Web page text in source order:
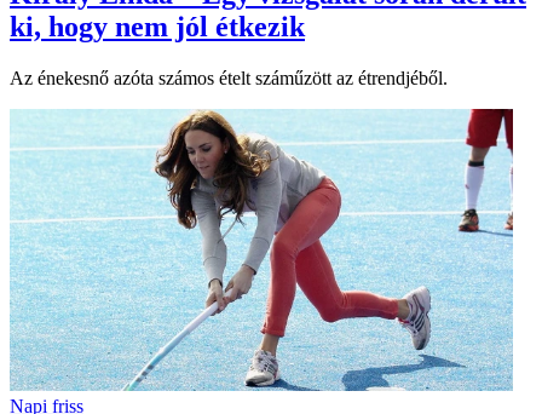
ki, hogy nem jól étkezik
Az énekesnő azóta számos ételt száműzött az étrendjéből.
Napi friss